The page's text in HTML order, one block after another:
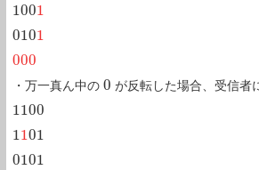
100
100 1
1
010
010 1
1
000
000
・万一真ん中の 0
0 が反転した場合、受信者
1100
1100
1
11
101
01
0101
0101